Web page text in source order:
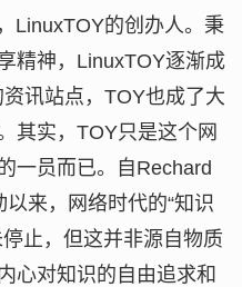
LinuxTOY的创办人。秉
精神，LinuxTOY逐渐成
讯站点，TOY也成了大
其实，TOY只是这个网
一员而已。自Rechard
以来，网络时代的“知识
止，但这并非源自物质
心对知识的自由追求和